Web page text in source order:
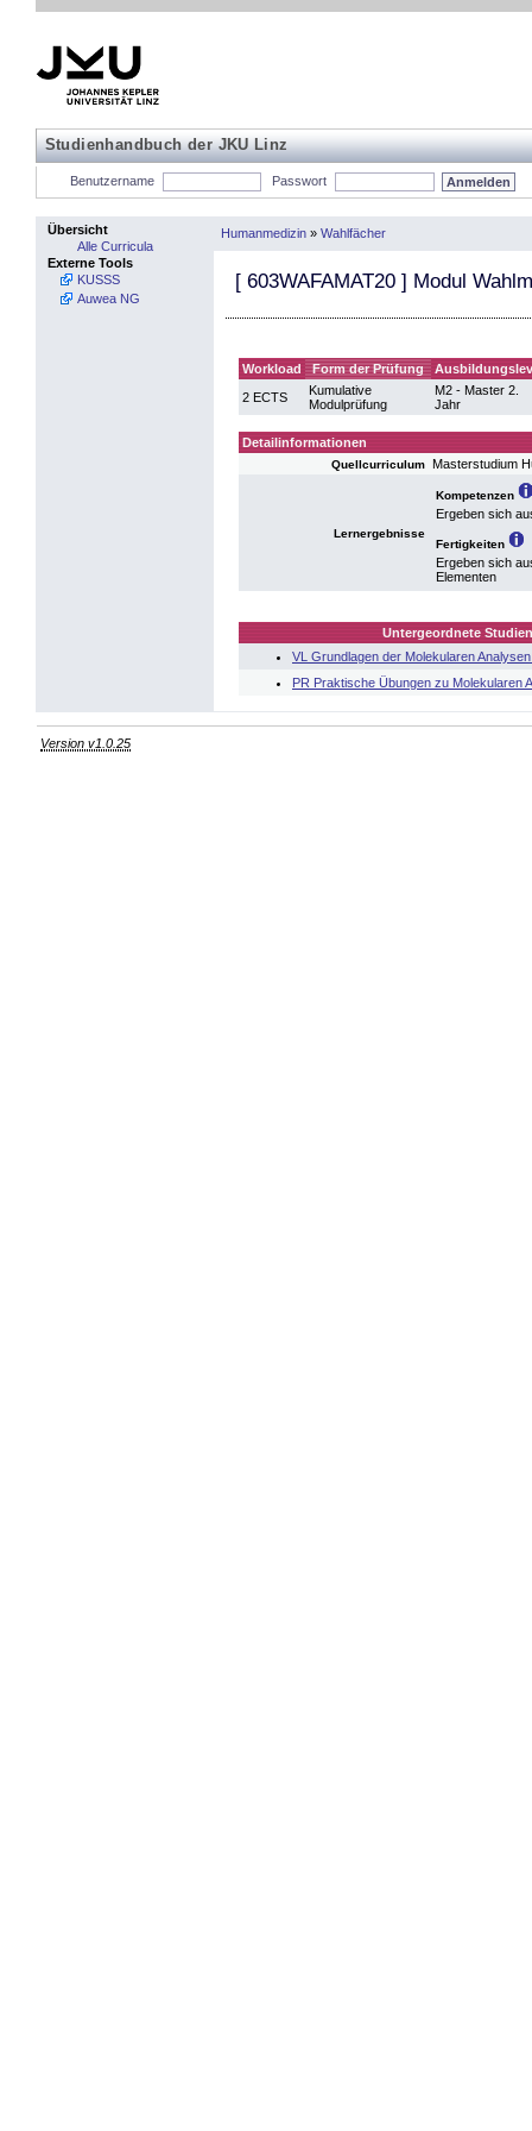
Studienhandbuch der JKU Linz
Benutzername Passwort
Übersicht
Alle Curricula
Externe Tools
KUSSS
Auwea NG
Humanmedizin » Wahlfächer
[ 603WAFAMAT20 ] Modul
Workload Form der Prüfung
2 ECTS
Kumulative
Modulprüfung
M2 - Master 2.
Jahr
Detailinformationen
Quellcurriculum Masterstudium
Lernergebnisse
Kompetenzen
Ergeben sich
Fertigkeiten
Ergeben sich
Elementen
Untergeordnete
VL Grundlagen der Molekularen
PR Praktische Übungen zu Molekularen
Version v1.0.25